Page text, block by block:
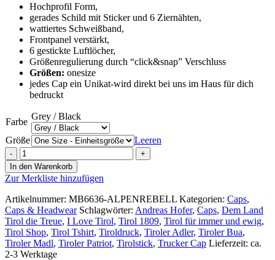
Hochprofil Form,
gerades Schild mit Sticker und 6 Ziernähten,
wattiertes Schweißband,
Frontpanel verstärkt,
6 gestickte Luftlöcher,
Größenregulierung durch “click&snap” Verschluss
Größen: onesize
jedes Cap ein Unikat-wird direkt bei uns im Haus für dich
bedruckt
Farbe
Grey / Black
Größe
Leeren
5
Panel
Pro
Mesh
Schildcap
–
Alpenrebell
Menge
In den Warenkorb
Zur Merkliste hinzufügen
Artikelnummer: MB6636-ALPENREBELL Kategorien: Caps,
Caps & Headwear Schlagwörter: Andreas Hofer, Caps, Dem Land
Tirol die Treue, I Love Tirol, Tirol 1809, Tirol für immer und ewig,
Tirol Shop, Tirol Tshirt, Tiroldruck, Tiroler Adler, Tiroler Bua,
Tiroler Madl, Tiroler Patriot, Tirolstick, Trucker Cap Lieferzeit: ca.
2-3 Werktage